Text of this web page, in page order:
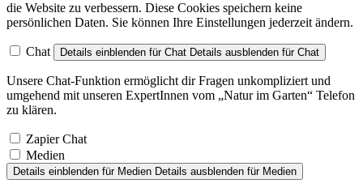
die Website zu verbessern. Diese Cookies speichern keine
persönlichen Daten. Sie können Ihre Einstellungen jederzeit ändern.
Chat Details einblenden für Chat Details ausblenden für Chat
Unsere Chat-Funktion ermöglicht dir Fragen unkompliziert und
umgehend mit unseren ExpertInnen vom „Natur im Garten“ Telefon
zu klären.
Zapier Chat
Medien
Details einblenden für Medien Details ausblenden für Medien